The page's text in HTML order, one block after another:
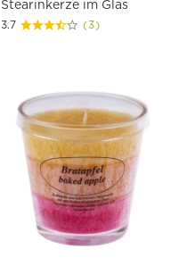
Stearinkerze im Glas
3.7 (3)